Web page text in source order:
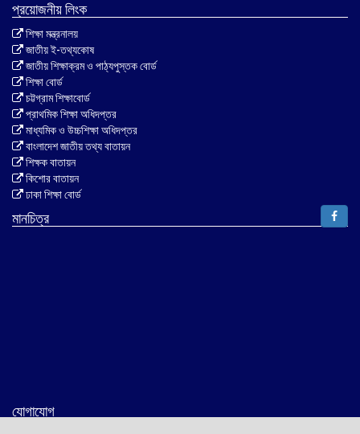
প্রয়োজনীয় লিংক
শিক্ষা মন্ত্রনালয়
জাতীয় ই-তথ্যকোষ
জাতীয় শিক্ষাক্রম ও পাঠ্যপুস্তক বোর্ড
শিক্ষা বোর্ড
চট্টগ্রাম শিক্ষাবোর্ড
প্রাথমিক শিক্ষা অধিদপ্তর
মাধ্যমিক ও উচ্চশিক্ষা অধিদপ্তর
বাংলাদেশ জাতীয় তথ্য বাতায়ন
শিক্ষক বাতায়ন
কিশোর বাতায়ন
ঢাকা শিক্ষা বোর্ড
মানচিত্র
যোগাযোগ